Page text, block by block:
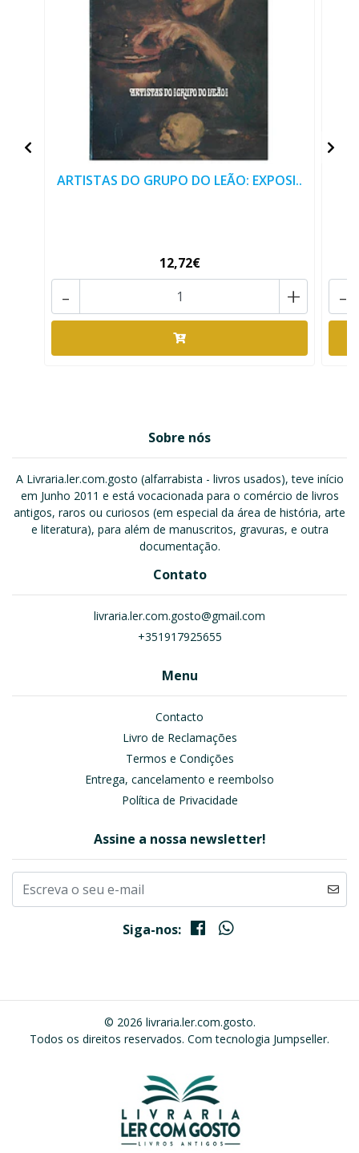
ARTISTAS DO GRUPO DO LEÃO: EXPOSI..
12,72€
+
- -
Sobre nós
A Livraria.ler.com.gosto (alfarrabista - livros usados), teve início
em Junho 2011 e está vocacionada para o comércio de livros
antigos, raros ou curiosos (em especial da área de história, arte
e literatura), para além de manuscritos, gravuras, e outra
documentação.
Contato
livraria.ler.com.gosto@gmail.com
+351917925655
Menu
Contacto
Livro de Reclamações
Termos e Condições
Entrega, cancelamento e reembolso
Política de Privacidade
Assine a nossa newsletter!
Siga-nos:
© 2026 livraria.ler.com.gosto.
Todos os direitos reservados. Com tecnologia Jumpseller.